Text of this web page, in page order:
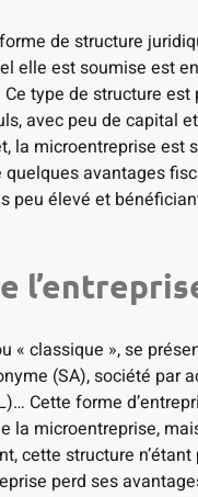
de structure
elle est soumise est
type de structure
avec peu de capital
la microentreprise est
quelques avantages
peu élevé et
« classique », se
(SA), société par
Cette forme
la microentreprise,
cette structure
perd ses